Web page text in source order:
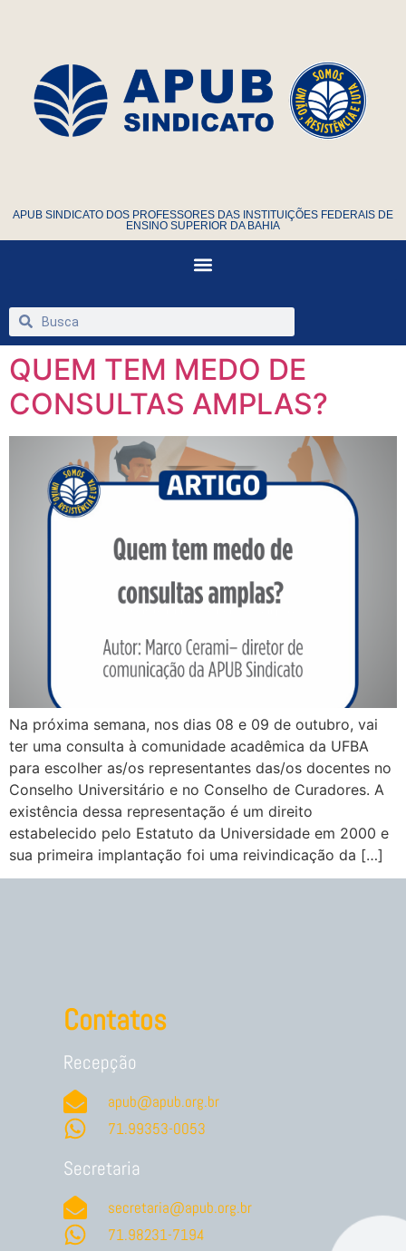
APUB SINDICATO DOS PROFESSORES DAS INSTITUIÇÕES FEDERAIS DE
ENSINO SUPERIOR DA BAHIA
QUEM TEM MEDO DE
CONSULTAS AMPLAS?
Na próxima semana, nos dias 08 e 09 de outubro, vai
ter uma consulta à comunidade acadêmica da UFBA
para escolher as/os representantes das/os docentes no
Conselho Universitário e no Conselho de Curadores. A
existência dessa representação é um direito
estabelecido pelo Estatuto da Universidade em 2000 e
sua primeira implantação foi uma reivindicação da […]
Contatos
Recepção
apub@apub.org.br
71.99353-0053
Secretaria
secretaria@apub.org.br
71.98231-7194